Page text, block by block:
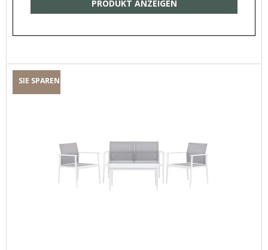
PRODUKT ANZEIGEN
SIE SPAREN